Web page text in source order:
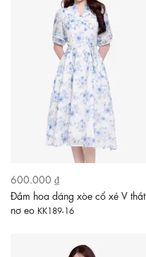
600.000 ₫
Đầm hoa dáng xòe cổ xẻ V thắt
nơ eo KK189-16